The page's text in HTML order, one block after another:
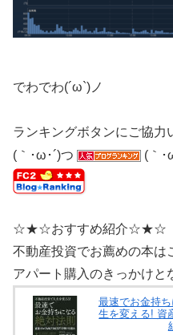
でわでわ(´ω`)ノ
ランキングボタンにご協力
(｀･ω･´)つ
(｀･
☆★☆おすすめ紹介☆★☆
不動産投資でお薦めの本は
アパート購入のきっかけと
最速でお金持
生を変える! 資